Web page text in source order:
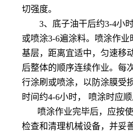
切强度。
3、底子油干后约3-4小
或喷涂3-6遍涂料。喷涂作
基层，距离宜适中，匀速移
后整体的顺序连续作业。每
行涂刷或喷涂，以防涂膜受
时间约4-6小时， 喷涂时应顺
喷涂作业完毕后，应按
检查和清理机械设备，并妥